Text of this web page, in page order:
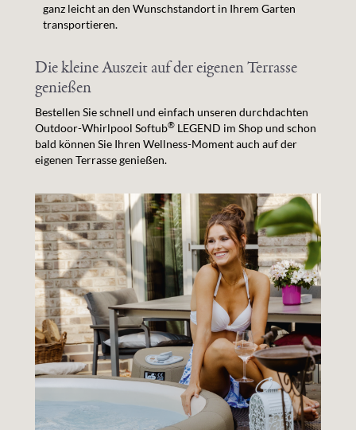
ganz leicht an den Wunschstandort in Ihrem Garten
transportieren.
Die kleine Auszeit auf der eigenen Terrasse
genießen
Bestellen Sie schnell und einfach unseren durchdachten
Outdoor-Whirlpool Softub®LEGEND im Shop und schon
bald können Sie Ihren Wellness-Moment auch auf der
eigenen Terrasse genießen.